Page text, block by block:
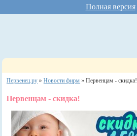
Полная версия
Первенец.ру »Новости фирм »Первенцам - скидка!
Первенцам - скидка!